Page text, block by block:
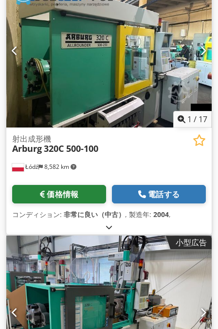
1 / 17
Łódź 8,582 km
射出成形機
Arburg320C 500-100
価格情報 電話する
コンディション: 非常に良い（中古） , 製造年: 2004,
小型広告